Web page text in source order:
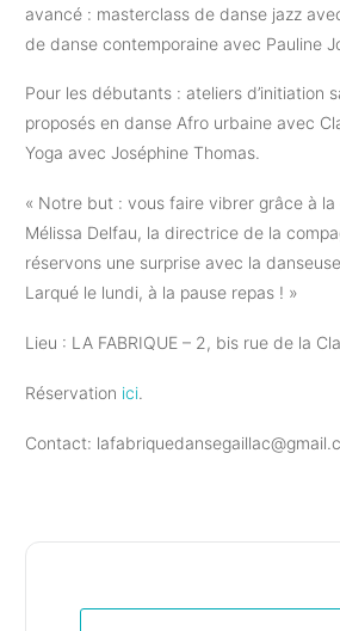
avancé : masterclass de danse jazz
de danse contemporaine avec Pauline
Pour les débutants : ateliers d’initiation
proposés en danse Afro urbaine avec
Yoga avec Joséphine Thomas.
« Notre but : vous faire vibrer grâce à la
Mélissa Delfau, la directrice de la
réservons une surprise avec la
Larqué le lundi, à la pause repas ! »
Lieu : LA FABRIQUE – 2, bis rue de la
Réservation ici.
Contact: